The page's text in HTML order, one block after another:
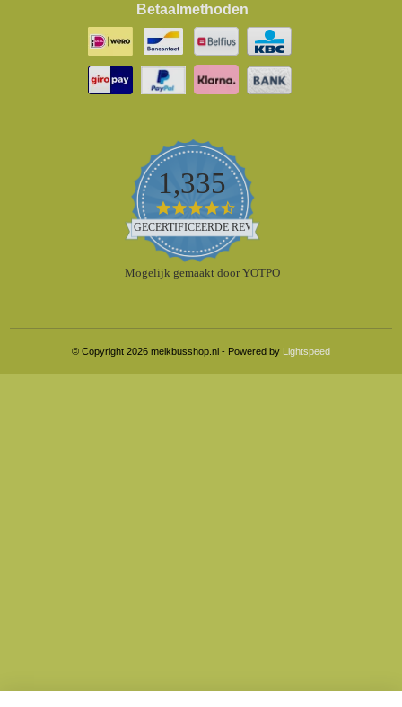
Betaalmethoden
1,335
4.5
star
rating
GECERTIFICEERDE REVIEWS
Mogelijk gemaakt door YOTPO
© Copyright 2026 melkbusshop.nl - Powered by Lightspeed